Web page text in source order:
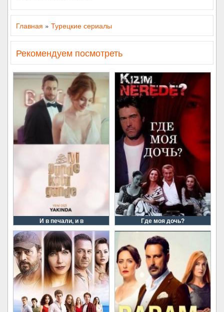
Главная » Турецкие сериалы
Рекомендуем посмотреть
И в печали, и в Где моя дочь?